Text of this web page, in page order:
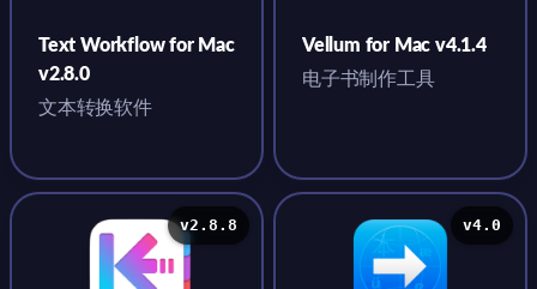
Text Workflow for Mac
v2.8.0
文本转换软件
Vellum for Mac v4.1.4
电子书制作工具
v2.8.8 v4.0